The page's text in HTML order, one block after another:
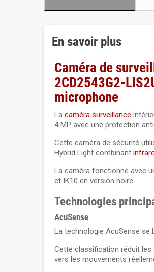
En savoir plus
Caméra de
2CD2543G2-
microphone
La caméra surveillance
4 MP avec une protection
Cette caméra de sécurité
Hybrid Light combinant
La caméra fonctionne avec
et IK10 en version noire.
Technologies
AcuSense
La technologie AcuSense se
Cette classification réduit
vers les mouvements